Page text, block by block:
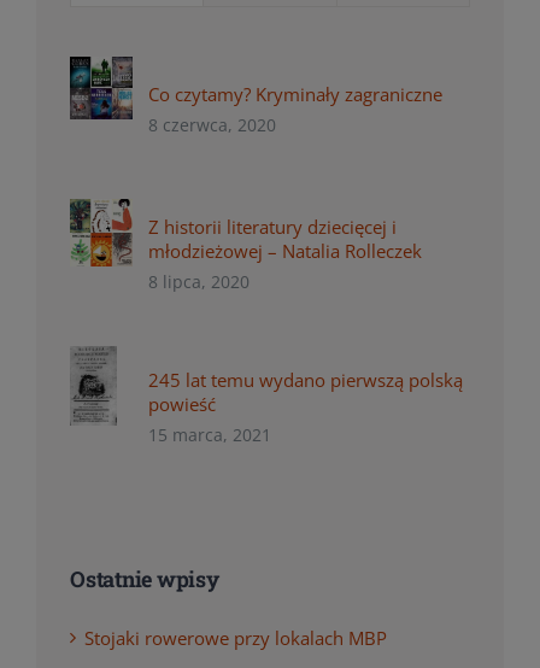
Co czytamy? Kryminały zagraniczne
8 czerwca, 2020
Z historii literatury dziecięcej i
młodzieżowej – Natalia Rolleczek
8 lipca, 2020
245 lat temu wydano pierwszą polską
powieść
15 marca, 2021
Ostatnie wpisy
Stojaki rowerowe przy lokalach MBP